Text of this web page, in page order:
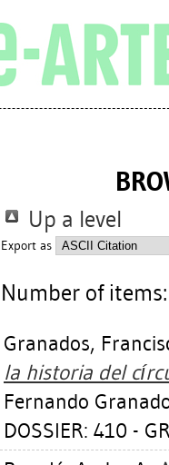
Up a level
Export as
Number of
Granados,
la historia del
Fernando
DOSSIER: 410 -